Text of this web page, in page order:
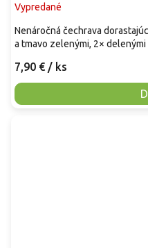
Vypredané
7,90 € / ks
Nenáročná čechrava
a tmavo zelenými, 2× delenými